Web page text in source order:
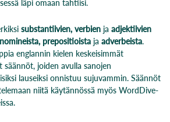
läpi omaan tahtiisi.
substantiivien, verbien ja adjektiivien
prepositioista ja adverbeista.
englannin kielen keskeisimmät
säännöt, joiden avulla sanojen
lauseiksi onnistuu sujuvammin. Säännöt
niitä käytännössä myös WordDive-